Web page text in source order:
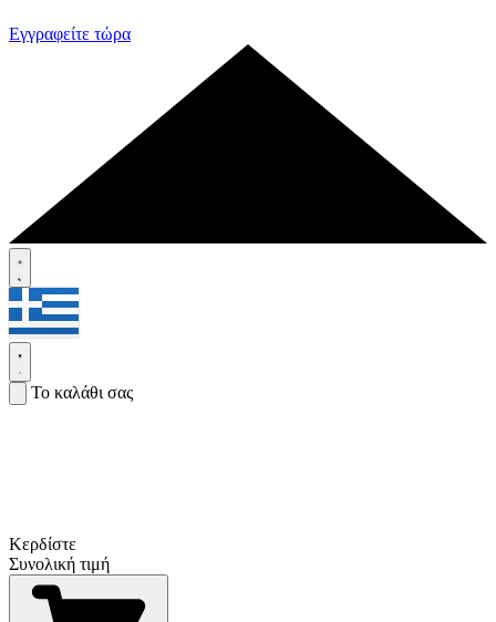
Εγγραφείτε τώρα
Το καλάθι σας
Κερδίστε
Συνολική τιμή